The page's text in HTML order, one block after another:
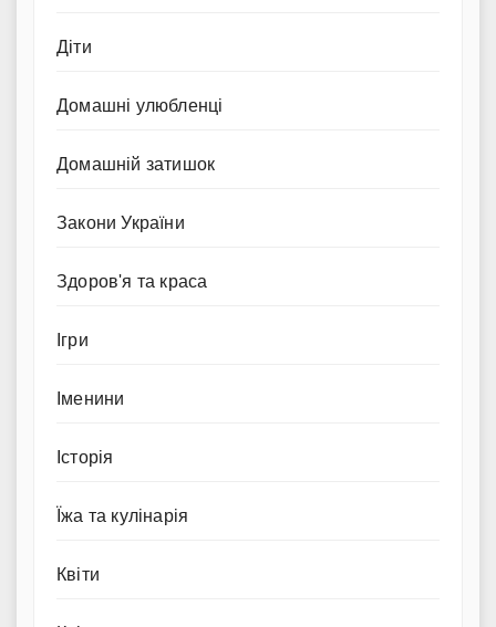
Діти
Домашні улюбленці
Домашній затишок
Закони України
Здоров'я та краса
Ігри
Іменини
Історія
Їжа та кулінарія
Квіти